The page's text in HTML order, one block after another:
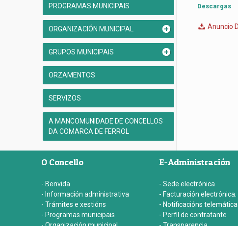
Descargas
Anuncio
PROGRAMAS MUNICIPAIS
ORGANIZACIÓN MUNICIPAL
GRUPOS MUNICIPAIS
ORZAMENTOS
SERVIZOS
A MANCOMUNIDADE DE CONCELLOS
DA COMARCA DE FERROL
O Concello
- Benvida
- Información administrativa
- Trámites e xestións
- Programas municipais
E-Administración
- Sede electrónica
- Facturación electrónica.
- Notificacións
- Perfil de contratante